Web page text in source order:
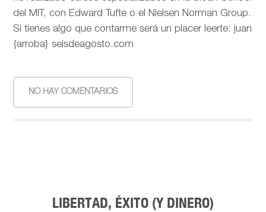
del MIT, con Edward Tufte o el Nielsen Norman Group.
Si tienes algo que contarme será un placer leerte: juan
{arroba} seisdeagosto.com
NO HAY COMENTARIOS
LIBERTAD, ÉXITO (Y DINERO)